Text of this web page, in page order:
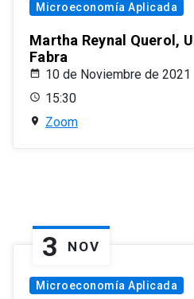
Microeconomía Aplicada
Martha Reynal Querol,
Fabra
10 de Noviembre de 2021
15:30
Zoom
3 NOV
Microeconomía Aplicada